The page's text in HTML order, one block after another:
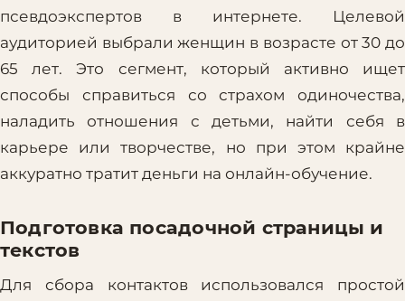
псевдоэкспертов в интернете. Целевой
аудиторией выбрали женщин в возрасте от 30 до
65 лет. Это сегмент, который активно ищет
способы справиться со страхом одиночества,
наладить отношения с детьми, найти себя в
карьере или творчестве, но при этом крайне
аккуратно тратит деньги на онлайн-обучение.
Подготовка посадочной страницы и
текстов
Для сбора контактов использовался простой